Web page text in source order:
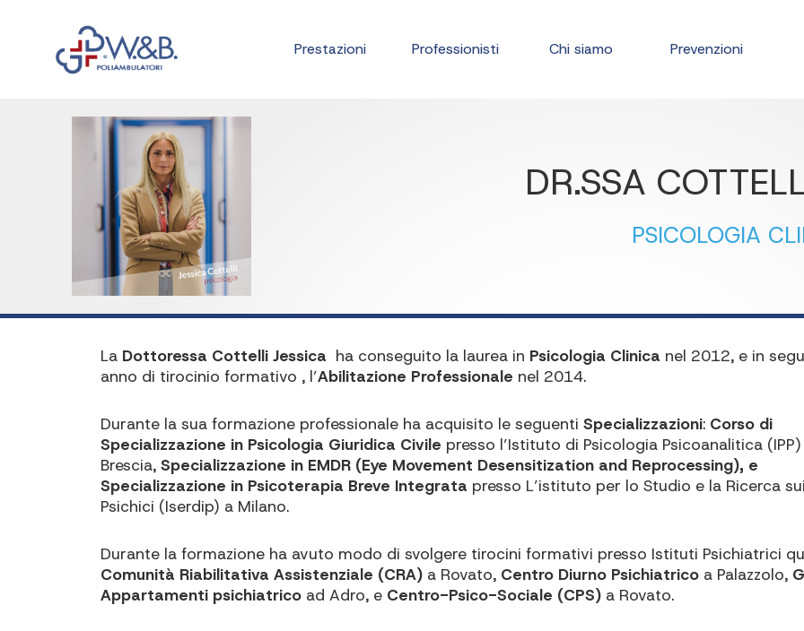
Prestazioni Professionisti Chi siamo Prevenzioni
DR.SSA
PSICOLOGIA
La Dottoressa Cottelli Jessica ha conseguito la laurea in Psicologia Clinica nel 2012, e in
anno di tirocinio formativo , l’Abilitazione Professionale nel 2014.
Durante la sua formazione professionale ha acquisito le seguenti Specializzazioni: Corso di
Specializzazione in Psicologia Giuridica Civile presso l’Istituto di Psicologia Psicoanalitica
Brescia, Specializzazione in EMDR (Eye Movement Desensitization and Reprocessing), e
Specializzazione in Psicoterapia Breve Integrata presso L’istituto per lo Studio e la Ricerca
Psichici (Iserdip) a Milano.
Durante la formazione ha avuto modo di svolgere tirocini formativi presso Istituti Psichiatrici
Comunità Riabilitativa Assistenziale (CRA) a Rovato, Centro Diurno Psichiatrico a Palazzolo,
Appartamenti psichiatrico ad Adro, e Centro-Psico-Sociale (CPS) a Rovato.